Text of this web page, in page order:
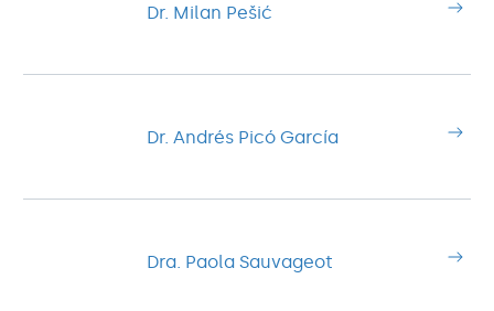
Dr. Milan Pešić
Dr. Andrés Picó García
Dra. Paola Sauvageot